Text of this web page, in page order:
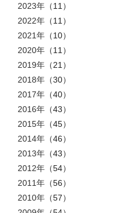
2023年 （11）
2022年 （11）
2021年 （10）
2020年 （11）
2019年 （21）
2018年 （30）
2017年 （40）
2016年 （43）
2015年 （45）
2014年 （46）
2013年 （43）
2012年 （54）
2011年 （56）
2010年 （57）